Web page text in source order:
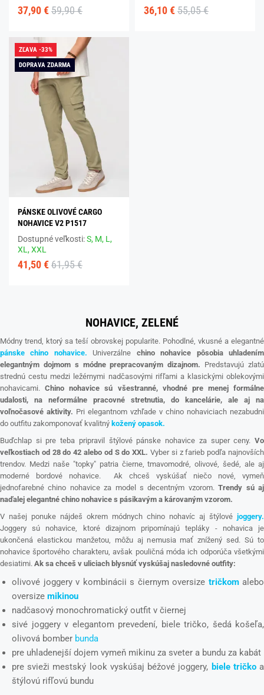
37,90 € 59,90 € 36,10 € 55,05 €
ZĽAVA -33%
DOPRAVA ZDARMA
PÁNSKE OLIVOVÉ CARGO
NOHAVICE V2 P1517
Dostupné veľkosti:S, M, L,
XL,XXL
41,50 € 61,95 €
NOHAVICE, ZELENÉ
Módny trend, ktorý sa teší obrovskej popularite. Pohodlné, vkusné a elegantné
pánske chino nohavice. Univerzálne chino nohavice pôsobia uhladením
elegantným dojmom s módne prepracovaným dizajnom. Predstavujú zlatú
strednú cestu medzi ležérnymi nadčasovými rifľami a klasickými oblekovými
nohavicami.Chino nohavice sú všestranné, vhodné pre menej formálne
udalosti, na neformálne pracovné stretnutia, do kancelárie, ale aj na
voľnočasové aktivity. Pri elegantnom vzhľade v chino nohaviciach nezabudni
do outfitu zakomponovať kvalitný kožený opasok.
Buďchlap si pre teba pripravil štýlové pánske nohavice za super ceny. Vo
veľkostiach od 28 do 42 alebo od S do XXL. Vyber si z farieb podľa najnovších
trendov. Medzi naše "topky" patria čierne, tmavomodré, olivové, šedé, ale aj
moderné bordové nohavice. Ak chceš vyskúšať niečo nové, vymeň
jednofarebné chino nohavice za model s decentným vzorom.Trendy sú aj
naďalej elegantné chino nohavice s pásikavým a károvaným vzorom.
V našej ponuke nájdeš okrem módnych chino nohavíc aj štýlové joggery.
Joggery sú nohavice, ktoré dizajnom pripomínajú tepláky - nohavica je
ukončená elastickou manžetou, môžu aj nemusia mať znížený sed. Sú to
nohavice športového charakteru, avšak pouličná móda ich odporúča všetkými
desiatimi. Ak sa chceš v uliciach blysnúť vyskúšaj nasledovné outfity:
olivové joggery v kombinácii s čiernym oversize tričkomalebo
oversize mikinou
nadčasový monochromatický outfit v čiernej
sivé joggery v elegantom prevedení, biele tričko, šedá košeľa,
olivová bomber bunda
pre uhladenejší dojem vymeň mikinu za sveter a bundu za kabát
pre svieži mestský look vyskúšaj béžové joggery, biele tričkoa
štýlovú rifľovú bundu